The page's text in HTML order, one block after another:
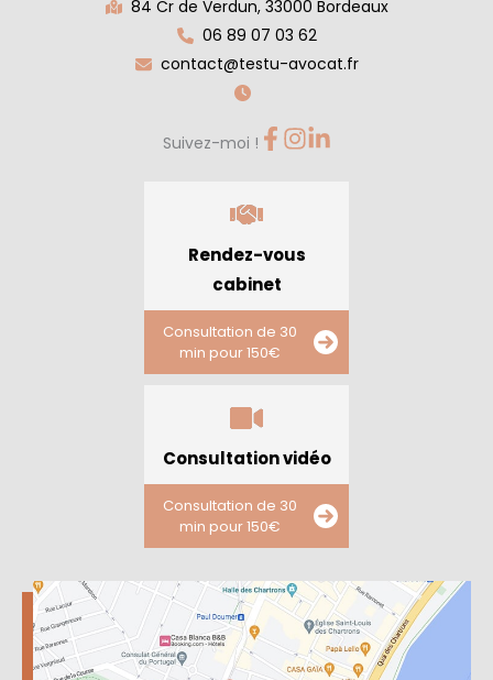
84 Cr de Verdun, 33000 Bordeaux
06 89 07 03 62
contact@testu-avocat.fr
Suivez-moi !
Rendez-vous
cabinet
Consultation de 30
min pour 150€
Consultation vidéo
Consultation de 30
min pour 150€